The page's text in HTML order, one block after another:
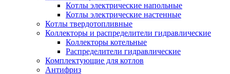
Котлы электрические напольные
Котлы электрические настенные
Котлы твердотопливные
Коллекторы и распределители гидравлические
Коллекторы котельные
Распределители гидравлические
Комплектующие для котлов
Антифриз